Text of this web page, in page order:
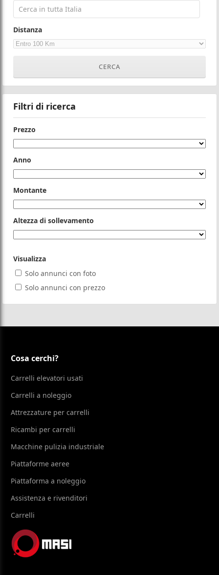
Distanza
Filtri di ricerca
Prezzo
Anno
Montante
Altezza di sollevamento
Visualizza
Solo annunci con foto
Solo annunci con prezzo
Cosa cerchi?
Carrelli elevatori usati
Carrelli a noleggio
Attrezzature per carrelli
Ricambi per carrelli
Macchine pulizia industriale
Piattaforme aeree
Piattaforma a noleggio
Assistenza e rivenditori
Carrelli